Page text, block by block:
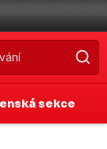
sekce